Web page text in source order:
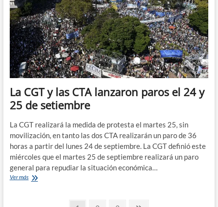
la
política
económica
del
gobierno
nacional
La CGT y las CTA lanzaron paros el 24 y
25 de setiembre
La CGT realizará la medida de protesta el martes 25, sin
movilización, en tanto las dos CTA realizarán un paro de 36
horas a partir del lunes 24 de septiembre. La CGT definió este
miércoles que el martes 25 de septiembre realizará un paro
general para repudiar la situación económica…
Ver másLa